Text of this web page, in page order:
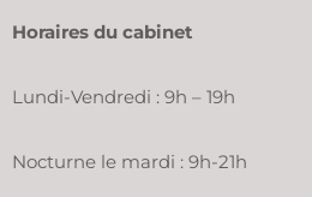
Horaires du cabinet
Lundi-Vendredi : 9h – 19h
Nocturne le mardi : 9h-21h